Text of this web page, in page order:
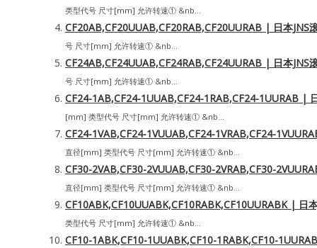
类型代号 尺寸[mm] 允许转速① &nb...
CF20AB,CF20UUAB,CF20RAB,CF20UURAB | 日本JNS
号 尺寸[mm] 允许转速① &nb...
CF24AB,CF24UUAB,CF24RAB,CF24UURAB | 日本JNS
号 尺寸[mm] 允许转速① &nb...
CF24-1AB,CF24-1UUAB,CF24-1RAB,CF24-1UURAB |
[mm] 类型代号 尺寸[mm] 允许转速① &nb...
CF24-1VAB,CF24-1VUUAB,CF24-1VRAB,CF24-
直径[mm] 类型代号 尺寸[mm] 允许转速① &nb...
CF30-2VAB,CF30-2VUUAB,CF30-2VRAB,CF30-
直径[mm] 类型代号 尺寸[mm] 允许转速① &nb...
CF10ABK,CF10UUABK,CF10RABK,CF10UURABK | 日
类型代号 尺寸[mm] 允许转速① &nb...
CF10-1ABK,CF10-1UUABK,CF10-1RABK,CF10-